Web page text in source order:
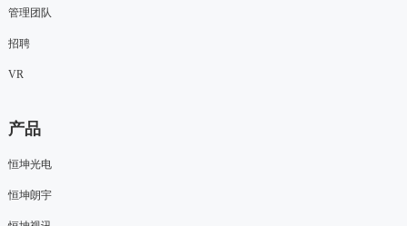
管理团队
招聘
VR
产品
恒坤光电
恒坤朗宇